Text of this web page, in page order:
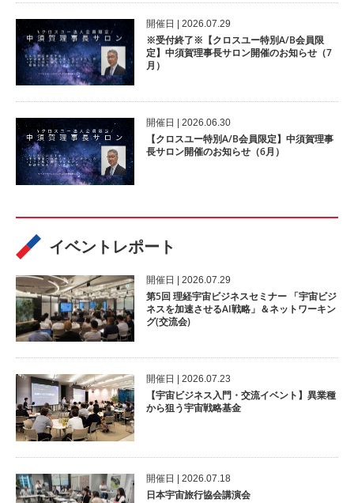
開催⽇ | 2026.07.29
※受付終了※【クロスユー特別A/B会員限
定】中須賀理事長サロン開催のお知らせ（7
月）
開催⽇ | 2026.06.30
【クロスユー特別A/B会員限定】中須賀理事
長サロン開催のお知らせ（6月）
イベントレポート
開催⽇ | 2026.07.29
第5回 理経宇宙ビジネスセミナー 「宇宙ビジ
ネスを加速させるAI戦略」＆ネットワーキン
グ(交流会)
開催⽇ | 2026.07.23
【宇宙ビジネス入門・交流イベント】異業種
から狙う宇宙戦略基金
開催⽇ | 2026.07.18
日本宇宙旅行協会講演会